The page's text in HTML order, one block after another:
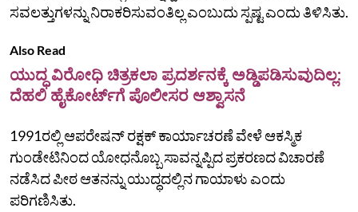
ಸವಲತ್ತುಗಳನ್ನು ನಿರಾಕರಿಸುವಂತಿಲ್ಲ ಎಂಬುದು ಸ್ಪಷ್ಟ ಎಂದು ತಿಳಿಸಿತು.
Also Read
ಯುದ್ಧ ವಿರೋಧಿ ಚಿತ್ರಕಲಾ ಪ್ರದರ್ಶನಕ್ಕೆ ಅಡ್ಡಿಪಡಿಸುವುದಿಲ್ಲ:
ದೆಹಲಿ ಹೈಕೋರ್ಟ್‌ಗೆ ಪೊಲೀಸರ ಆಶ್ವಾಸನೆ
1991ರಲ್ಲಿ ಆಪರೇಷನ್ ರಕ್ಷಕ್ ಕಾರ್ಯಾಚರಣೆ ವೇಳೆ ಆಕಸ್ಮಿಕ
ಗುಂಡೇಟಿನಿಂದ ಯೋಧನೊಬ್ಬ ಸಾವನ್ನಪ್ಪಿದ ಪ್ರಕರಣದ ವಿಚಾರಣೆ
ನಡೆಸಿದ ಪೀಠ ಆತನನ್ನು ಯುದ್ಧದಲ್ಲಿನ ಗಾಯಾಳು ಎಂದು
ಪರಿಗಣಿಸಿತು.